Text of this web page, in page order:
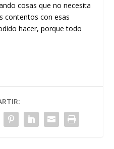
cosas que no necesita
contentos con esas
hacer, porque todo